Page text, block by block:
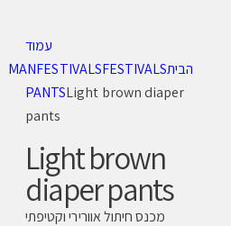
עמוד
הבית
MANFESTIVALSFESTIVALS
PANTSLight brown diaper
pants
Light brown
diaper pants
מכנס חיתול אוורירי וקטיפתי